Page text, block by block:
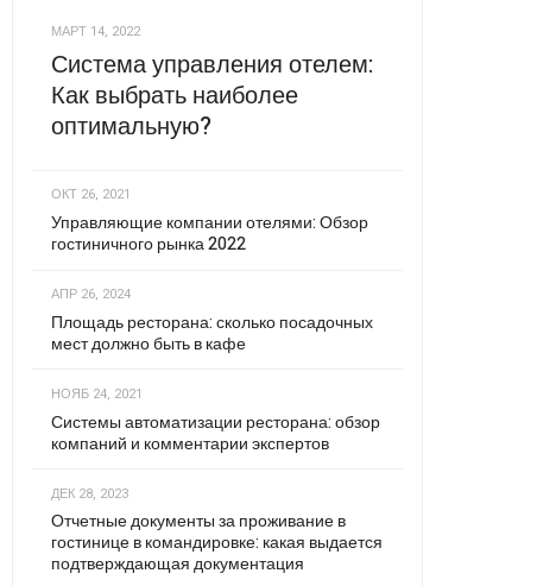
МАРТ 14, 2022
Система управления отелем:
Как выбрать наиболее
оптимальную?
ОКТ 26, 2021
Управляющие компании отелями: Обзор
гостиничного рынка 2022
АПР 26, 2024
Площадь ресторана: сколько посадочных
мест должно быть в кафе
НОЯБ 24, 2021
Системы автоматизации ресторана: обзор
компаний и комментарии экспертов
ДЕК 28, 2023
Отчетные документы за проживание в
гостинице в командировке: какая выдается
подтверждающая документация